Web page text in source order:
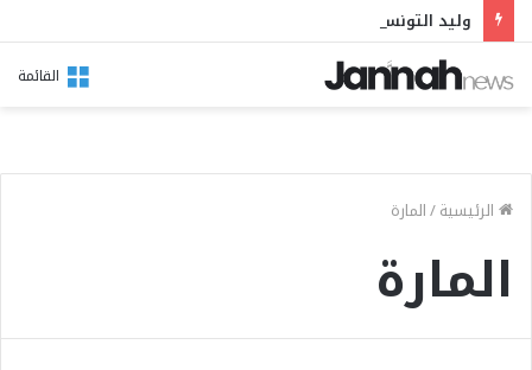
القائمة
الرئيسية/المارة
المارة